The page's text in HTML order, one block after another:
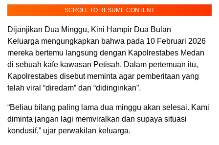
SCROLL TO RESUME CONTENT
Dijanjikan Dua Minggu, Kini Hampir Dua Bulan
Keluarga mengungkapkan bahwa pada 10 Februari 2026
mereka bertemu langsung dengan Kapolrestabes Medan
di sebuah kafe kawasan Petisah. Dalam pertemuan itu,
Kapolrestabes disebut meminta agar pemberitaan yang
telah viral “diredam” dan “didinginkan”.
“Beliau bilang paling lama dua minggu akan selesai. Kami
diminta jangan lagi memviralkan dan supaya situasi
kondusif,” ujar perwakilan keluarga.